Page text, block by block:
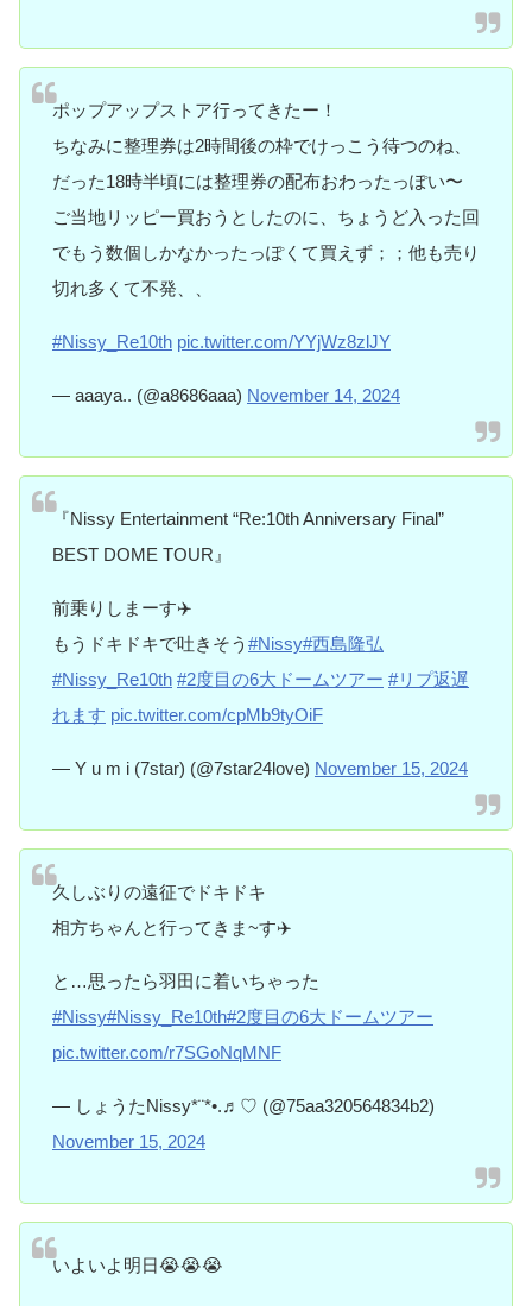
ポップアップストア行ってきたー！
ちなみに整理券は2時間後の枠でけっこう待つのね、
だった18時半頃には整理券の配布おわったっぽい〜
ご当地リッピー買おうとしたのに、ちょうど入った回
でもう数個しかなかったっぽくて買えず；；他も売り
切れ多くて不発、、
#Nissy_Re10th pic.twitter.com/YYjWz8zlJY
— aaaya.. (@a8686aaa) November 14, 2024
『Nissy Entertainment “Re:10th Anniversary Final”
BEST DOME TOUR』
前乗りしまーす✈️
もうドキドキで吐きそう #Nissy#西島隆弘
#Nissy_Re10th #2度目の6大ドームツアー #リプ返遅
れます pic.twitter.com/cpMb9tyOiF
— Y u m i (7star) (@7star24love) November 15, 2024
久しぶりの遠征でドキドキ
相方ちゃんと行ってきま~す✈️
と…思ったら羽田に着いちゃった
#Nissy#Nissy_Re10th#2度目の6大ドームツアー
pic.twitter.com/r7SGoNqMNF
— しょうたNissy*¨*•.♬︎♡ (@75aa320564834b2)
November 15, 2024
いよいよ明日😭😭😭